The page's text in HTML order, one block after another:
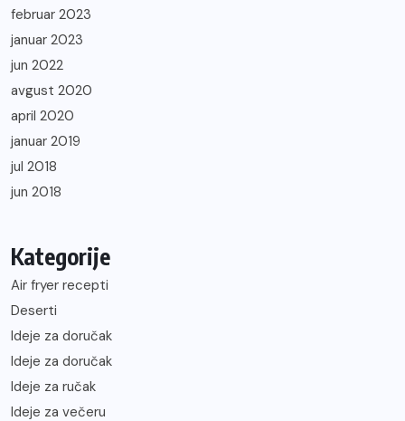
februar 2023
januar 2023
jun 2022
avgust 2020
april 2020
januar 2019
jul 2018
jun 2018
Kategorije
Air fryer recepti
Deserti
Ideje za doručak
Ideje za doručak
Ideje za ručak
Ideje za večeru